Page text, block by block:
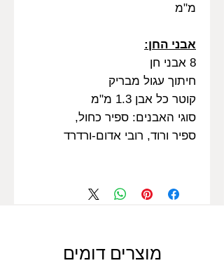
מ"מ
אבני החן:
8 אבני חן
חיתוך עגול מבריק
קוטר כל אבן 1.3 מ"מ
סוגי האבנים: ספיר כחול,
ספיר ורוד, רובי אדום-ורדרד
מוצרים דומים